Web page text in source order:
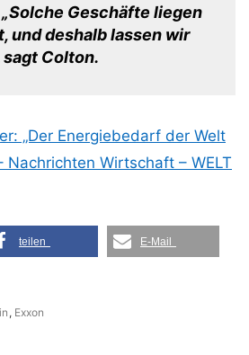
„Solche Geschäfte liegen
und deshalb lassen wir
sagt Colton.
„Der Energiebedarf der Welt
Nachrichten Wirtschaft – WELT
teilen E-Mail
, Exxon